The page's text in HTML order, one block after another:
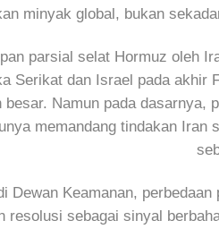
minyak global, bukan
parsial selat Hormuz oleh
Serikat dan Israel pada akhir
besar. Namun pada
memandang tindakan Iran
Dewan Keamanan,
resolusi sebagai sinyal